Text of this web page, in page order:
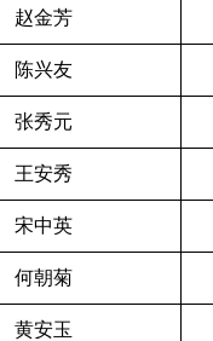
赵金芳
陈兴友
张秀元
王安秀
宋中英
何朝菊
黄安玉